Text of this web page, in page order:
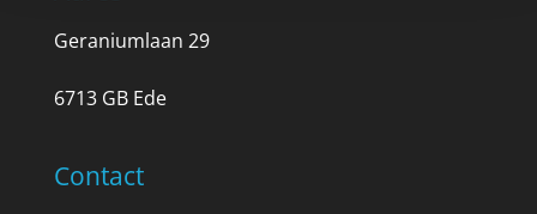
Geraniumlaan 29
6713 GB Ede
Contact